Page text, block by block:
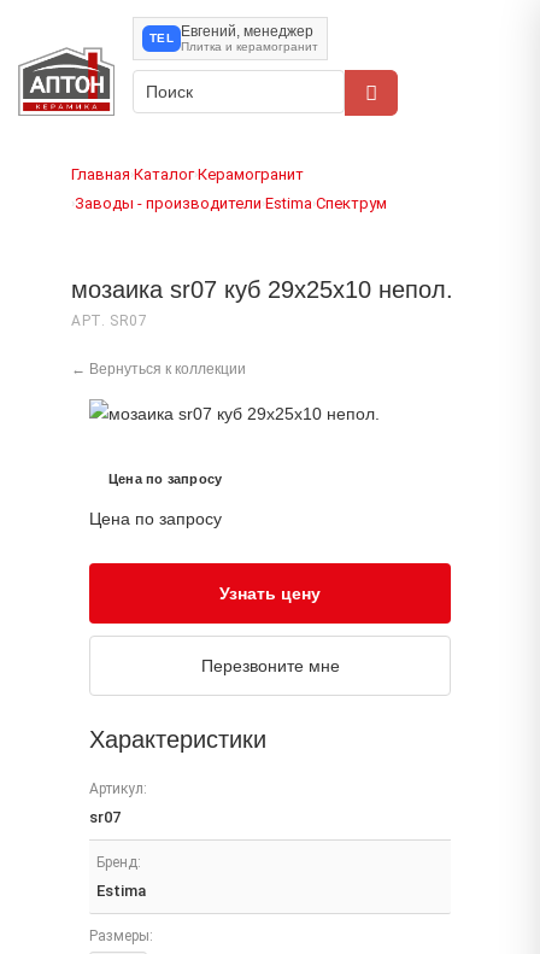
TEL Евгений, менеджер
Плитка и керамогранит
Главная›Каталог›Керамогранит
›Заводы - производители›Estima›Спектрум
мозаика sr07 куб 29x25x10 непол.
АРТ. SR07
← Вернуться к коллекции
Цена по запросу
Цена по запросу
Узнать цену
Перезвоните мне
Характеристики
Артикул:
sr07
Бренд:
Estima
Размеры: